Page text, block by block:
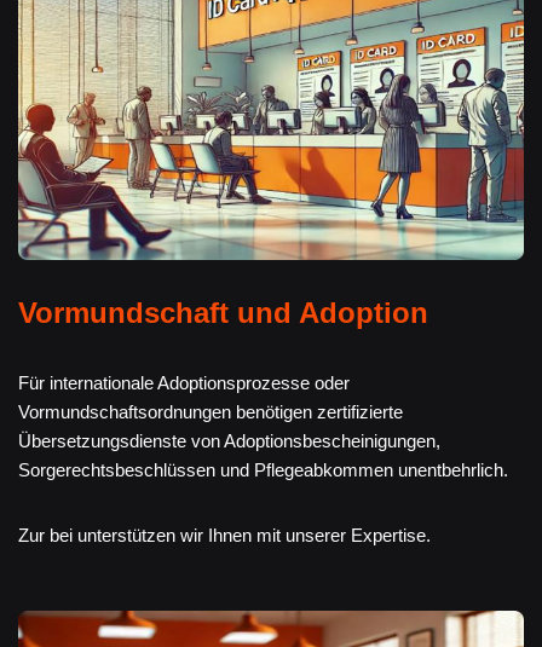
Vormundschaft und Adoption
Für internationale Adoptionsprozesse oder
Vormundschaftsordnungen benötigen zertifizierte
Übersetzungsdienste von Adoptionsbescheinigungen,
Sorgerechtsbeschlüssen und Pflegeabkommen unentbehrlich.
Zur bei unterstützen wir Ihnen mit unserer Expertise.